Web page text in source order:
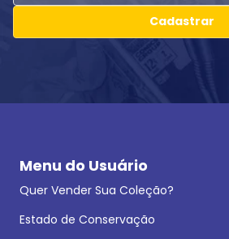
Cadastrar
Menu do Usuário
Quer Vender Sua Coleção?
Estado de Conservação